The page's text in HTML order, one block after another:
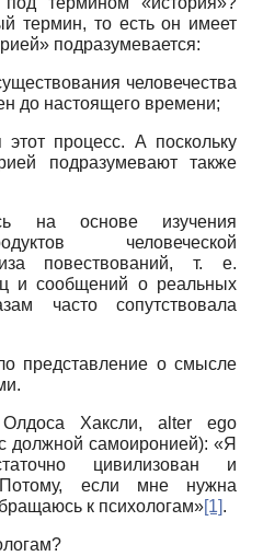
термин, то есть он имеет
подразумевается:
человечества
до настоящего времени;
процесс. А поскольку
подразумевают также
на основе изучения
человеческой
повествований, т. е.
и сообщений о реальных
часто сопутствовала
представление о смысле
Хаксли,alter
ego
должной самоиронией): «Я
цивилизован и
если мне нужна
к психологам»[1].